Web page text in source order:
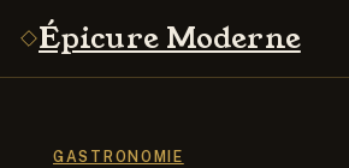
Épicure Moderne
GASTRONOMIE